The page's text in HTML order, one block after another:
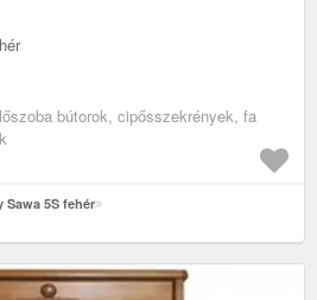
bútorok, cipősszekrények, fa
5S fehér